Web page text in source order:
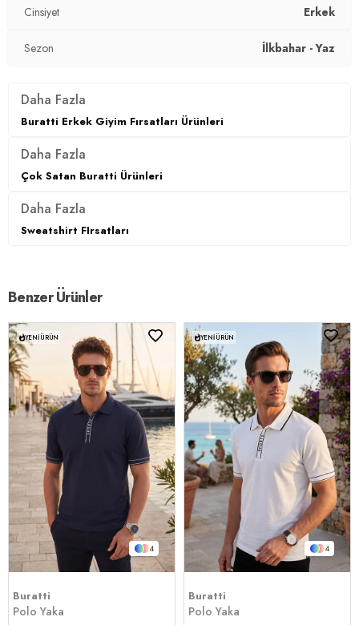
Cinsiyet Erkek
Sezon İlkbahar - Yaz
Daha Fazla
Buratti Erkek Giyim Fırsatları Ürünleri
Daha Fazla
Çok Satan Buratti Ürünleri
Daha Fazla
Sweatshirt FIrsatları
Benzer Ürünler
4
YENI ÜRÜN
Buratti
Polo Yaka
4
YENI ÜRÜN
Buratti
Polo Yaka